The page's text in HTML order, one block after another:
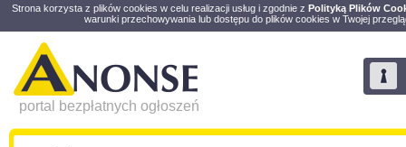
Strona korzysta z plików cookies w celu realizacji usług i zgodnie z Polityką Plików
warunki przechowywania lub dostępu do plików cookies w Twojej
portal bezpłatnych ogłoszeń